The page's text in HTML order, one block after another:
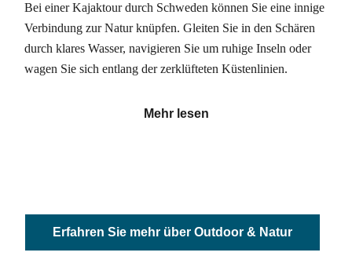
Bei einer Kajaktour durch Schweden können Sie eine innige
Verbindung zur Natur knüpfen. Gleiten Sie in den Schären
durch klares Wasser, navigieren Sie um ruhige Inseln oder
wagen Sie sich entlang der zerklüfteten Küstenlinien.
Mehr lesen
Erfahren Sie mehr über Outdoor & Natur